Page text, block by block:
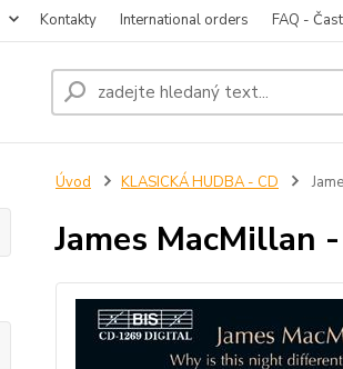
Kontakty International orders FAQ -
Úvod KLASICKÁ HUDBA - CD
James MacMillan